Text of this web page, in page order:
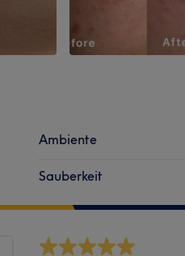
Ambiente
Sauberkeit